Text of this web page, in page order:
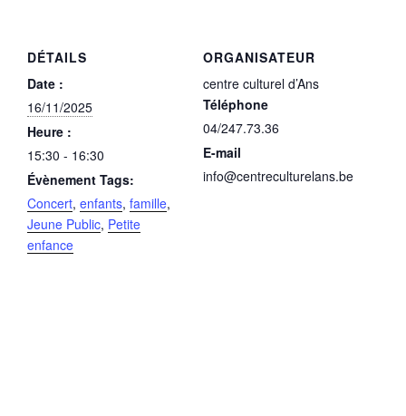
DÉTAILS
Date :
16/11/2025
Heure :
15:30 - 16:30
Évènement Tags:
Concert, enfants, famille,
Jeune Public, Petite
enfance
ORGANISATEUR
centre culturel d’Ans
Téléphone
04/247.73.36
E-mail
info@centreculturelans.be